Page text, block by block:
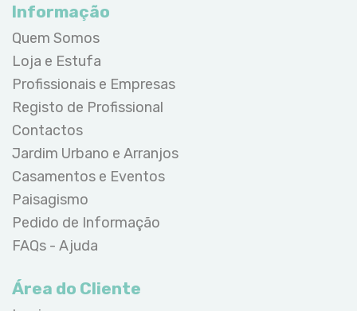
Informação
Quem Somos
Loja e Estufa
Profissionais e Empresas
Registo de Profissional
Contactos
Jardim Urbano e Arranjos
Casamentos e Eventos
Paisagismo
Pedido de Informação
FAQs - Ajuda
Área do Cliente